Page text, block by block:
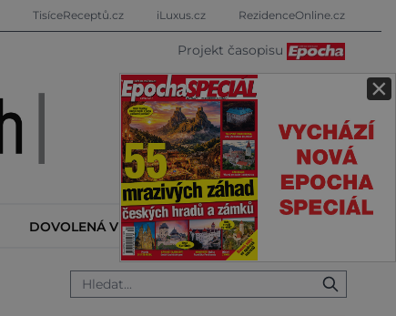
×
TisíceReceptů.cz iLuxus.cz RezidenceOnline.cz
Projekt časopisu
DOVOLENÁ V ZAHRANIČÍ KALENDÁŘ AKCÍ